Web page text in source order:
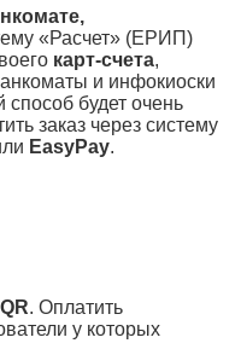
«Расчет» (ЕРИП)
карт-счета,
и инфокиоски
будет очень
заказ через систему
EasyPay.
. Оплатить
у которых